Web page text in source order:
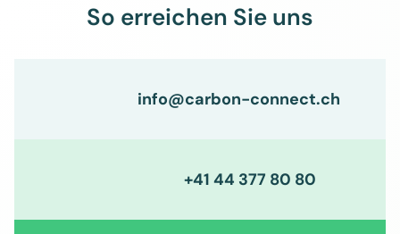
So erreichen Sie uns
info@carbon-connect.ch
+41 44 377 80 80